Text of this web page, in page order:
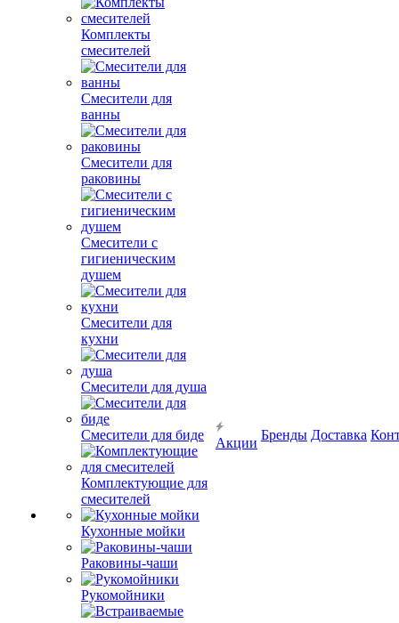
Комплекты
смесителей
Смесители для
ванны
Смесители для
раковины
Смесители с
гигиеническим
душем
Смесители для
кухни
Смесители для душа
Смесители для биде
Комплектующие для
смесителей
Кухонные мойки
Раковины-чаши
Рукомойники
Акции
Бренды Доставка